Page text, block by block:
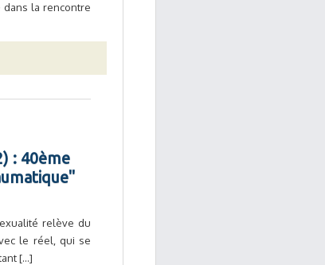
dans la rencontre
: 40ème
relève du
le réel, qui se
[...]